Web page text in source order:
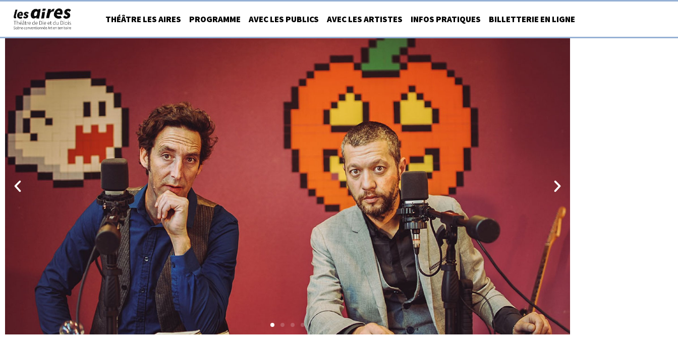
contenu
THÉÂTRE LES AIRES PROGRAMME AVEC LES PUBLICS AVEC LES ARTISTES INFOS PRATIQUES BILLETTERIE EN LIGNE